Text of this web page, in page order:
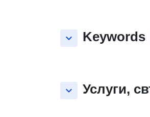
keyboard_arrow_down Keywords
keyboard_arrow_down Услуги,